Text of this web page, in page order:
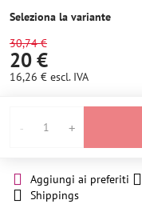
Seleziona la variante
30,74 €
20 €
16,26 € escl. IVA
Aggiungi ai preferiti
Shippings